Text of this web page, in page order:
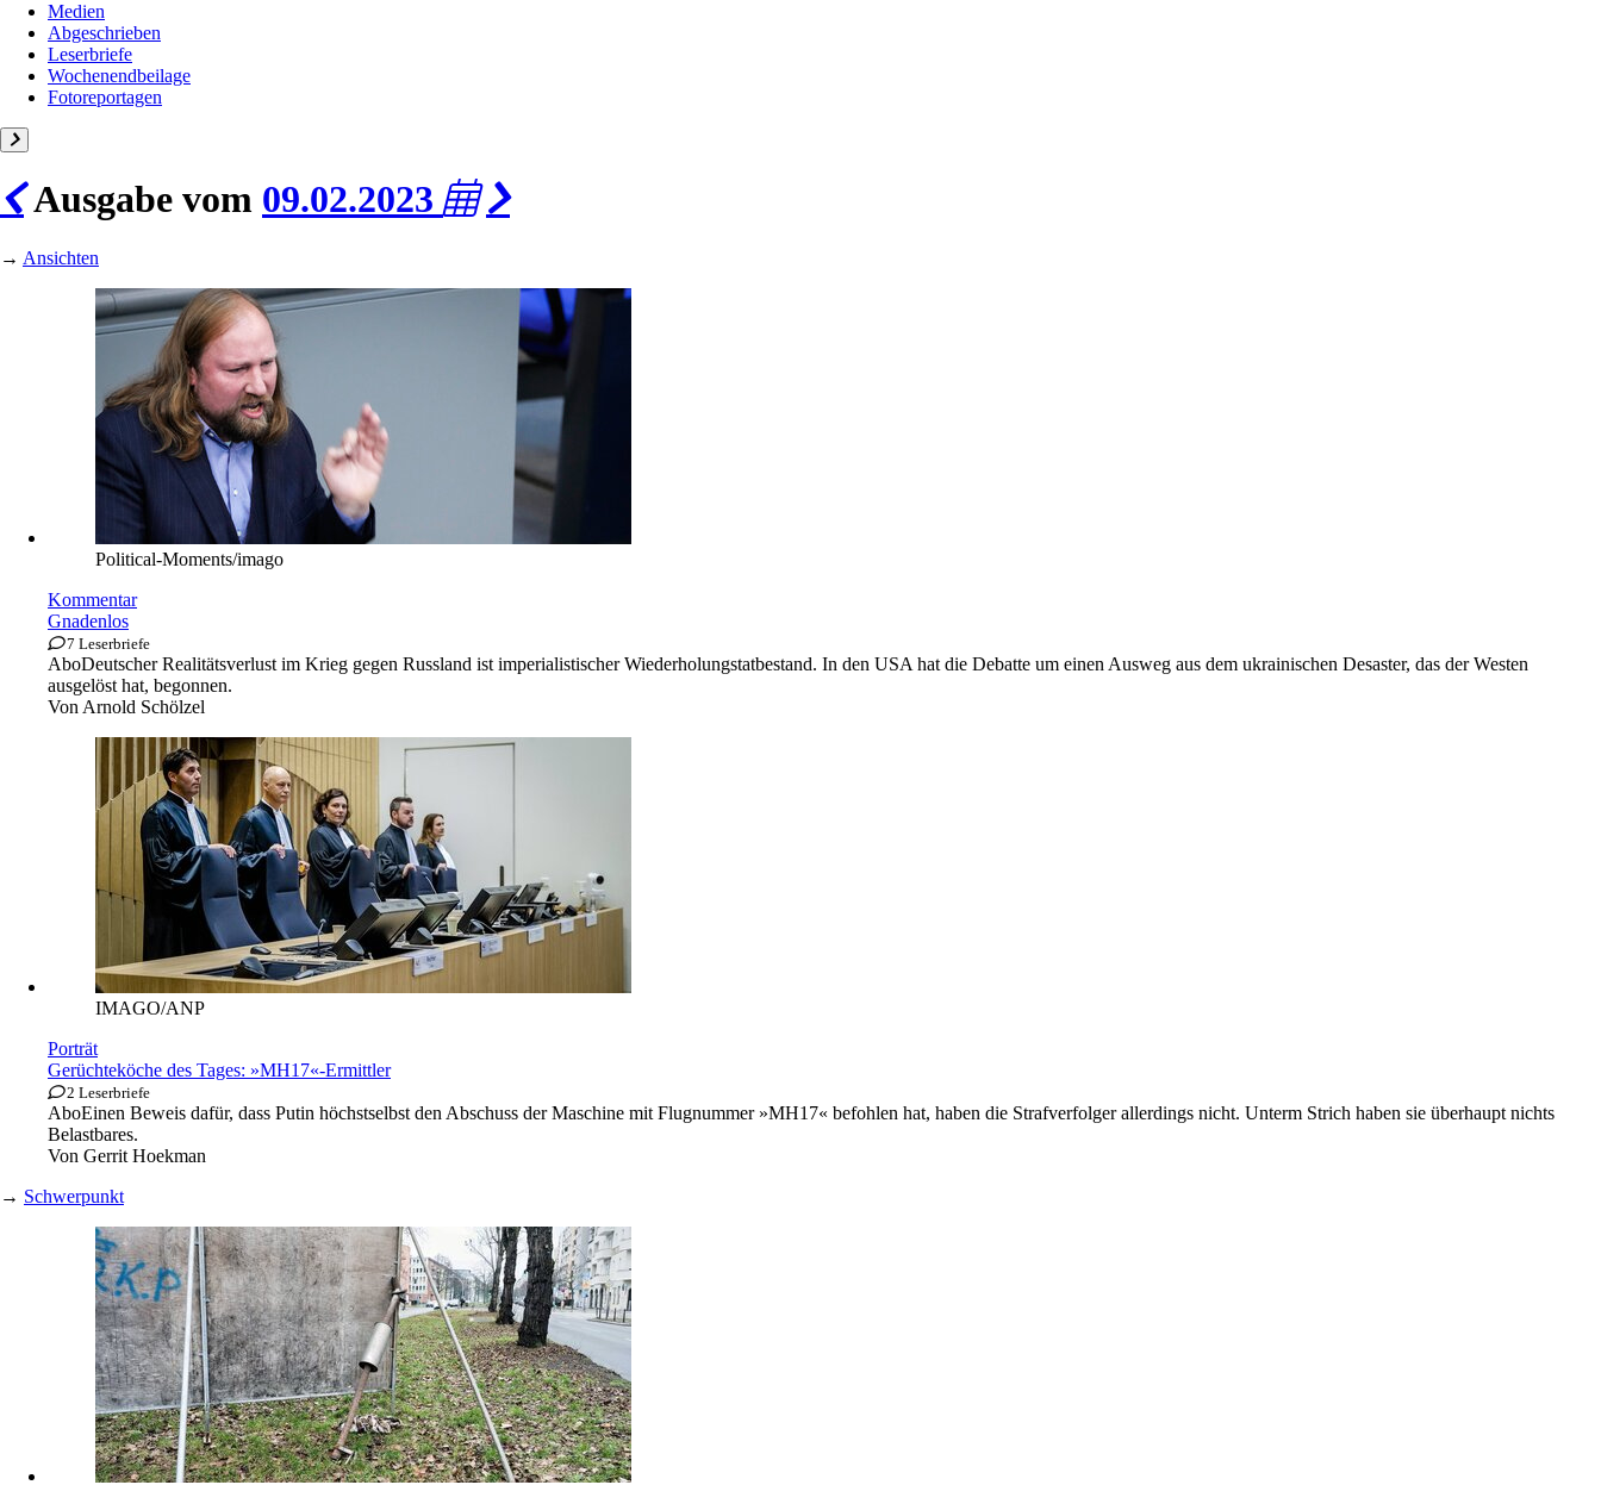
Medien
Abgeschrieben
Leserbriefe
Wochenendbeilage
Fotoreportagen
Ausgabe vom 09.02.2023
→ Ansichten
Political-Moments/imago
Kommentar
Gnadenlos
7 Leserbriefe
AboDeutscher Realitätsverlust im Krieg gegen Russland ist imperialistischer Wiederholungstatbestand. In den USA hat die Debatte um einen Ausweg aus dem ukrainischen Desaster, das der Westen
ausgelöst hat, begonnen.
Von Arnold Schölzel
IMAGO/ANP
Porträt
Gerüchteköche des Tages: »MH17«-Ermittler
2 Leserbriefe
AboEinen Beweis dafür, dass Putin höchstselbst den Abschuss der Maschine mit Flugnummer »MH17« befohlen hat, haben die Strafverfolger allerdings nicht. Unterm Strich haben sie überhaupt nichts
Belastbares.
Von Gerrit Hoekman
→ Schwerpunkt